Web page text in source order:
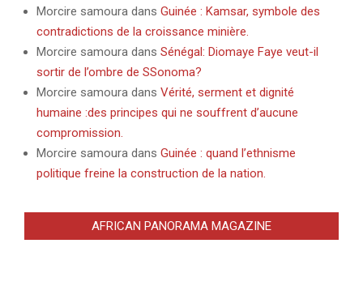
Morcire samoura dans Guinée : Kamsar, symbole des
contradictions de la croissance minière.
Morcire samoura dans Sénégal: Diomaye Faye veut-il
sortir de l’ombre de SSonoma?
Morcire samoura dans Vérité, serment et dignité
humaine :des principes qui ne souffrent d’aucune
compromission.
Morcire samoura dans Guinée : quand l’ethnisme
politique freine la construction de la nation.
AFRICAN PANORAMA MAGAZINE